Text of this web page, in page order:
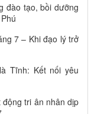
đào tạo, bồi dưỡng
7 – Khi đạo lý trở
Tĩnh: Kết nối yêu
tri ân nhân dịp